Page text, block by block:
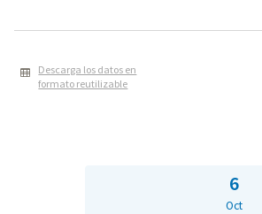
Descarga los datos en
formato reutilizable
6
Oct